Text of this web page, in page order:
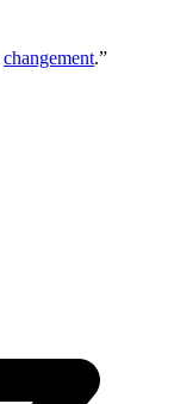
changement.”